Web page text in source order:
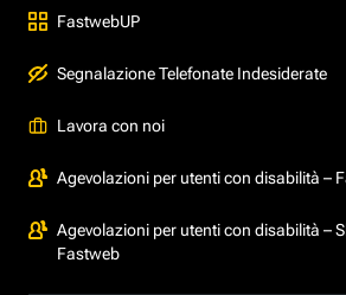
FastwebUP
Segnalazione Telefonate Indesiderate
Lavora con noi
Agevolazioni per utenti con disabilità –
Agevolazioni per utenti con disabilità –
Fastweb